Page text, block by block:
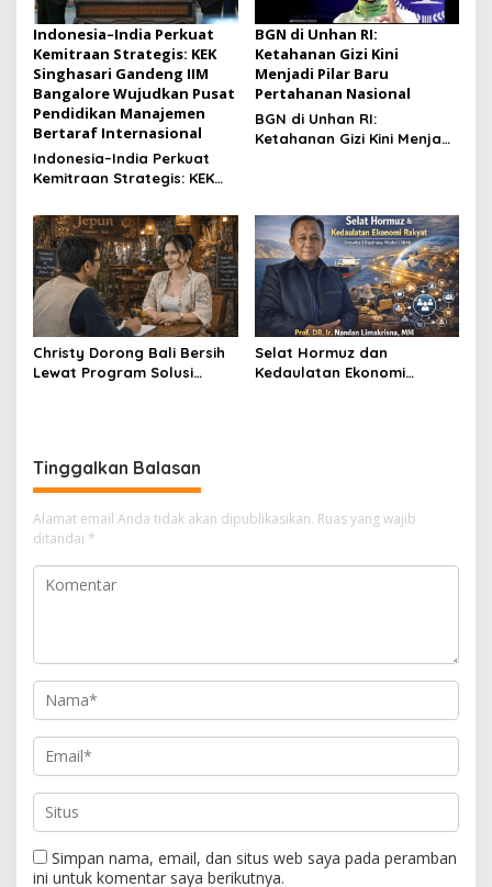
Indonesia–India Perkuat
Kemitraan Strategis: KEK
Singhasari Gandeng IIM
Bangalore Wujudkan Pusat
Pendidikan Manajemen
Bertaraf Internasional
Indonesia–India Perkuat
Kemitraan Strategis: KEK
Bangalore Wujudkan Pusat
Pendidikan Manajemen
Bertaraf Internasional
BGN di Unhan RI:
Ketahanan Gizi Kini
Menjadi Pilar Baru
Pertahanan Nasional
BGN di Unhan RI:
Ketahanan Gizi Kini Menjadi
Christy Dorong Bali Bersih
Lewat Program Solusi
Selat Hormuz dan
Kedaulatan Ekonomi
Tinggalkan Balasan
Alamat email Anda tidak akan dipublikasikan. Ruas yang wajib
ditandai *
Simpan nama, email, dan situs web saya pada peramban
ini untuk komentar saya berikutnya.